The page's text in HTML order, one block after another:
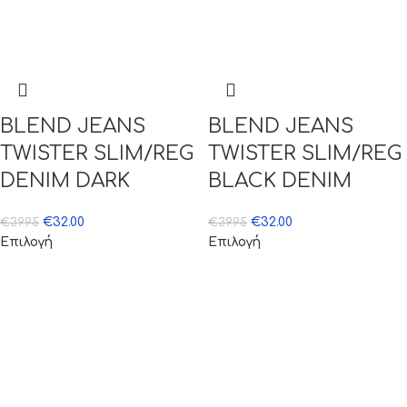
BLEND JEANS
TWISTER SLIM/REG
DENIM DARK
€39.95 €32.00
Επιλογή
BLEND JEANS
TWISTER SLIM/REG
BLACK DENIM
€39.95 €32.00
Επιλογή